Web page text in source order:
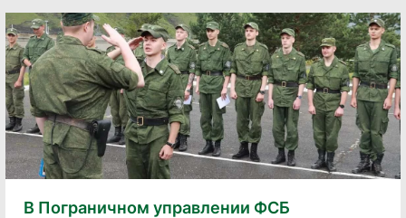
В Пограничном управлении ФСБ